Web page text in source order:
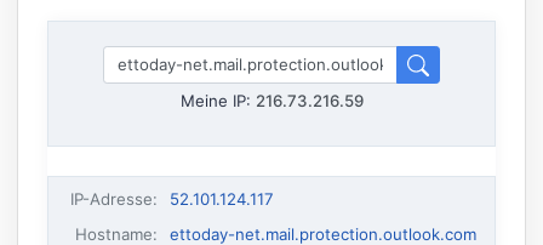
Meine IP: 216.73.216.59
IP-Adresse:
52.101.124.117
Hostname:
ettoday-net.mail.protection.outlook.com